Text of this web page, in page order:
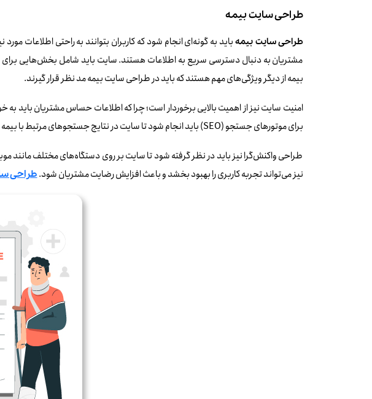
طراحی سایت بیمه
طراحی سایت بیمه باید به گونه‌ای انجام شود که کاربران بتوانند به راحتی اطلاعات
مشتریان به دنبال دسترسی سریع به اطلاعات هستند. سایت باید شامل بخش‌هایی برای
بیمه از دیگر ویژگی‌های مهم هستند که باید در طراحی سایت بیمه مد نظر قرار گیرند.
برای موتورهای جستجو (SEO) باید انجام شود تا سایت در نتایج جستجوهای مرتبط با بیمه به خوبی دیده شود.
طراحی واکنش‌گرا نیز باید در نظر گرفته شود تا سایت بر روی دستگاه‌های مختلف مانند
نیز می‌تواند تجربه کاربری را بهبود بخشد و باعث افزایش رضایت مشتریان شود.طراحی